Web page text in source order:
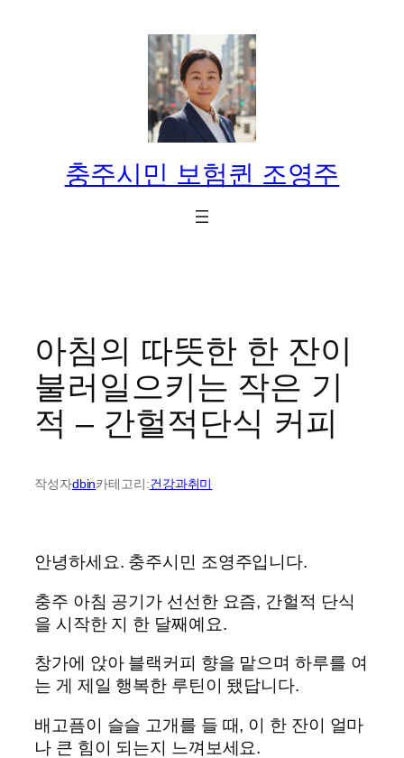
충주시민 보험퀸 조영주
아침의 따뜻한 한 잔이
불러일으키는 작은 기
적 – 간헐적단식 커피
작성자dbin카테고리:건강과취미
안녕하세요. 충주시민 조영주입니다.
충주 아침 공기가 선선한 요즘, 간헐적 단식
을 시작한 지 한 달째예요.
창가에 앉아 블랙커피 향을 맡으며 하루를 여
는 게 제일 행복한 루틴이 됐답니다.
배고픔이 슬슬 고개를 들 때, 이 한 잔이 얼마
나 큰 힘이 되는지 느껴보세요.